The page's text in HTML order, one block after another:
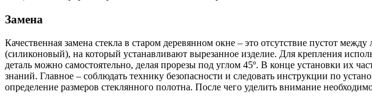
Замена
Качественная замена стекла в старом деревянном окне – это отсутствие пустот
(силиконовый), на который устанавливают вырезанное изделие. Для крепления
деталь можно самостоятельно, делая прорезы под углом 45º. В конце установки их
знаний. Главное – соблюдать технику безопасности и следовать инструкции по
определение размеров стеклянного полотна. После чего уделить внимание